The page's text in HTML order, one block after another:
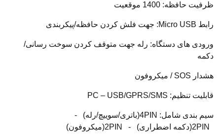
ظرفیت حافظه: 1400 موقعیت
رابط Micro USB: جهت فلش کردن حافظه/پیکربندی
ورودی های دستگاه: رله جهت متوقف کردن سوخت رسانی/
دکمه
هشدار SOS / میکروفون
قابلیت تنظیم: PC – USB/GPRS/SMS
سیم بندی شامل: 4PIN(باتری/سوییچ/رله) -